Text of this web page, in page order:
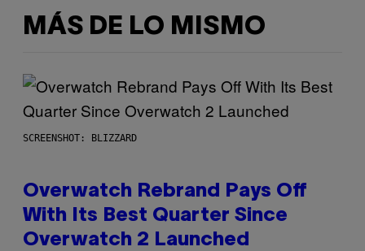
MÁS DE LO MISMO
SCREENSHOT: BLIZZARD
Overwatch Rebrand Pays Off
With Its Best Quarter Since
Overwatch 2 Launched